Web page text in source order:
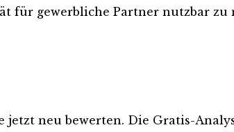
für gewerbliche Partner nutzbar
neu bewerten. Die Gratis-